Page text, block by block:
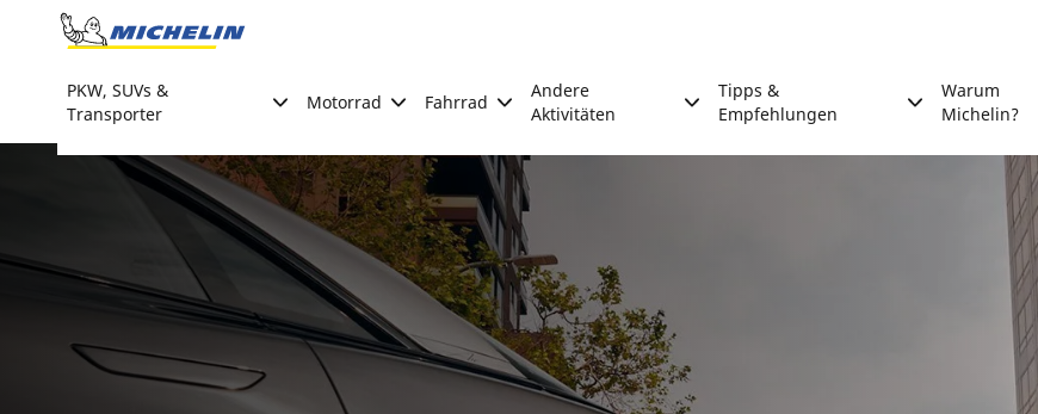
Go to page content
PKW, SUVs &
Transporter
Motorrad Fahrrad
Andere
Aktivitäten
Tipps &
Empfehlungen
Warum
Michelin?